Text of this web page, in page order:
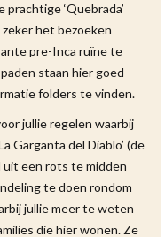
‘Quebrada’
het bezoeken
pre-Inca ruïne te
staan hier goed
folders te vinden.
jullie regelen waarbij
Garganta del Diablo’ (de
uit een rots te midden
te doen rondom
jullie meer te weten
die hier wonen. Ze